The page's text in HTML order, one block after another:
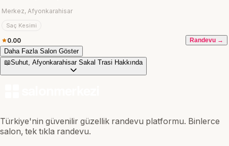
Merkez, Afyonkarahisar
Saç Kesimi
0.00 Randevu →
Daha Fazla Salon Göster
📖Suhut, Afyonkarahisar Sakal Trasi Hakkında
Türkiye'nin güvenilir güzellik randevu platformu. Binlerce
salon, tek tıkla randevu.